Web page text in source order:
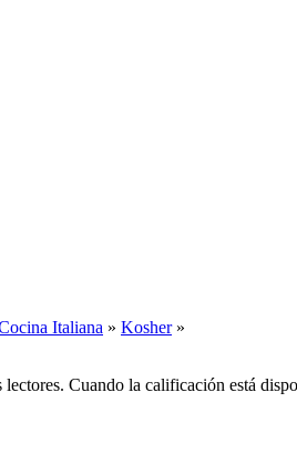
Italiana » Kosher»
Cuando la calificación está